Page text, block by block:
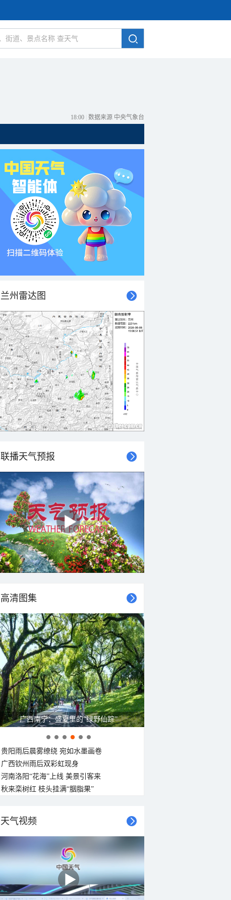
18:00 数据来源 中央气象台
兰州雷达图
联播天气预报
高清图集
呼伦贝尔草原 藏着最治愈的蓝天白云
贵阳雨后晨雾缭绕 宛如水墨画卷
广西钦州雨后双彩虹现身
河南洛阳“花海”上线 美景引客来
秋来栾树红 枝头挂满“胭脂果”
天气视频